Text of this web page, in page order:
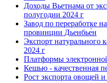
Доходы Вьетнама от
полугодии 2024 г
Завод по переработке
провинции Дьенбье́н
Экспорт натурального
2024 г
Платформы
Кешью - качественная
Рост экспорта овощей